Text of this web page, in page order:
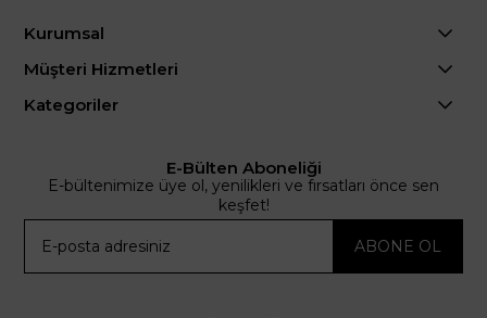
Kurumsal
Müşteri Hizmetleri
Kategoriler
E-Bülten Aboneliği
E-bültenimize üye ol, yenilikleri ve fırsatları önce sen
keşfet!
ABONE OL